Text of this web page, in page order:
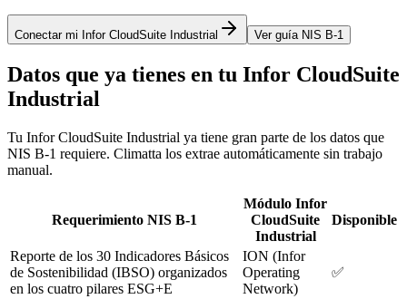
Conectar mi Infor CloudSuite Industrial Ver guía NIS B-1
Datos que ya tienes en tu Infor CloudSuite
Industrial
Tu Infor CloudSuite Industrial ya tiene gran parte de los datos que
NIS B-1 requiere. Climatta los extrae automáticamente sin trabajo
manual.
Requerimiento NIS B-1
Módulo Infor
CloudSuite
Industrial
Disponible
Reporte de los 30 Indicadores Básicos
de Sostenibilidad (IBSO) organizados
en los cuatro pilares ESG+E
ION (Infor
Operating
Network)
✅